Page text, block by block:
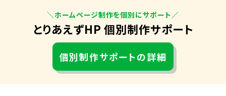
＼ホームページ制作を個別にサポート／
とりあえずHP 個別制作サポート
個別制作サポートの詳細